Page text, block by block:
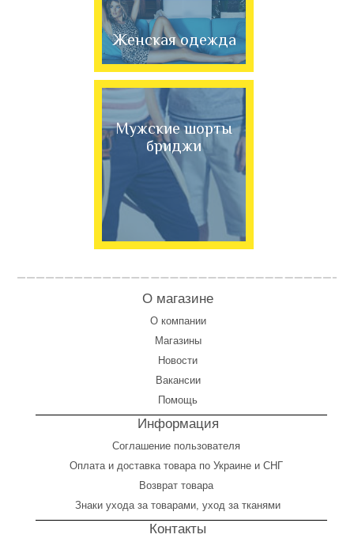
Женская одежда
Мужские шорты
бриджи
О магазине
О компании
Магазины
Новости
Вакансии
Помощь
Информация
Соглашение пользователя
Оплата и доставка товара по Украине и СНГ
Возврат товара
Знаки ухода за товарами, уход за тканями
Контакты